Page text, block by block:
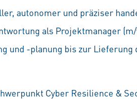
autonomer und präziser
als Projektmanager
und -planung bis zur Lieferung
Cyber Resilience &